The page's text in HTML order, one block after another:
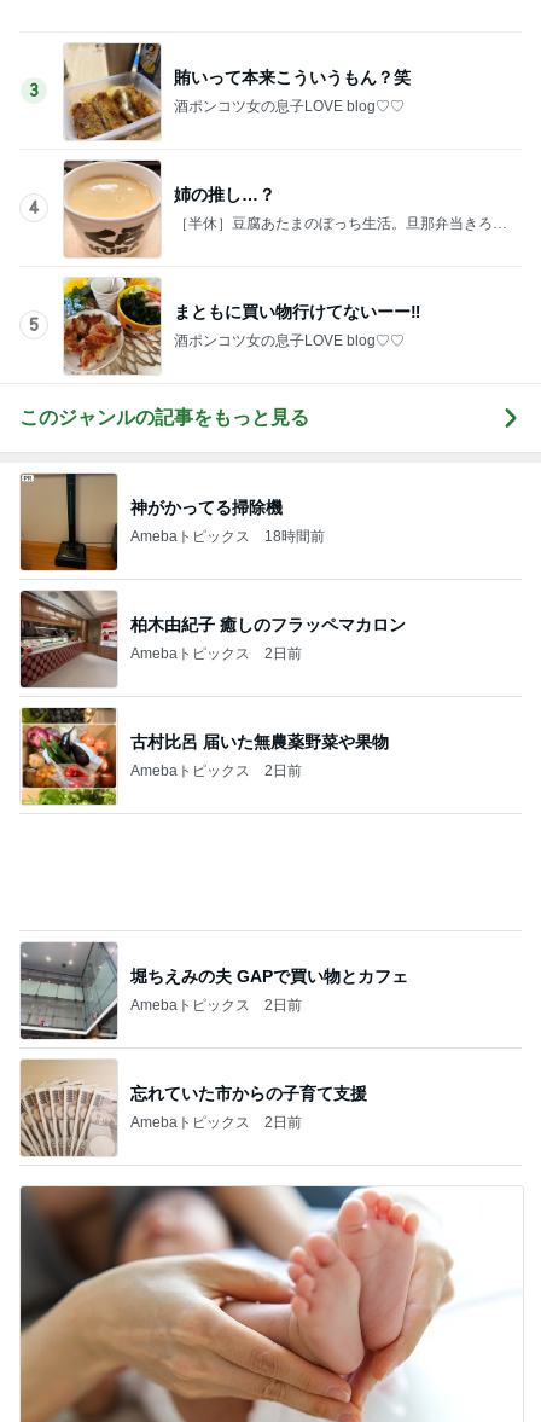
このジャンルの記事をもっと見る
神がかってる掃除機
Amebaトピックス 18時間前
柏木由紀子 癒しのフラッペマカロン
Amebaトピックス 2日前
Amebaトピックス 2日前
堀ちえみの夫 GAPで買い物とカフェ
Amebaトピックス 2日前
忘れていた市からの子育て支援
Amebaトピックス 2日前
肩の力が抜けた赤ちゃんの検査結果
Amebaトピックス
記事を読む
田中健 嬉しい島津亜矢の活躍
Amebaトピックス 2日前
買いそびれたブラシセットが半額